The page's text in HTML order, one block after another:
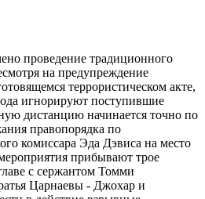
проведение традиционного
на предупреждение
террористическом акте,
игнорируют поступившие
дистанцию начинается точно по
правопорядка по
комиссара Эда Дэвиса на место
прибывают трое
с сержантом Томми
Царнаевы - Джохар и